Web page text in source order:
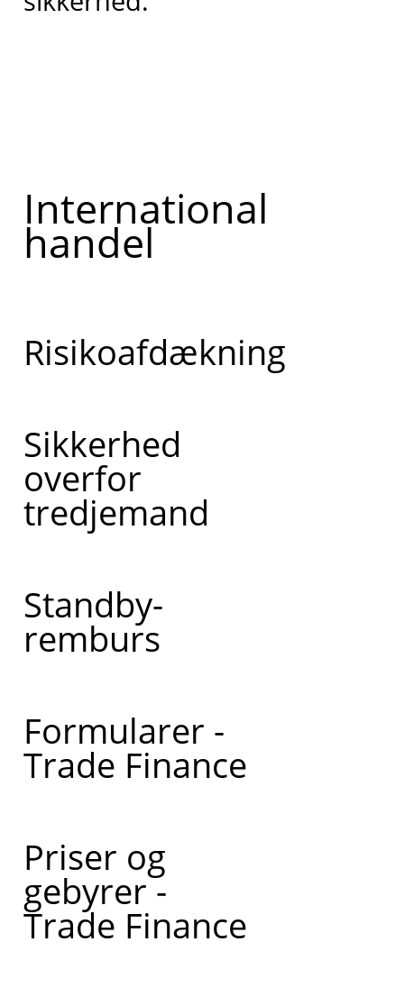
International
handel
Risikoafdækning
Sikkerhed
overfor
tredjemand
Standby-
remburs
Formularer -
Trade Finance
Priser og
gebyrer -
Trade Finance